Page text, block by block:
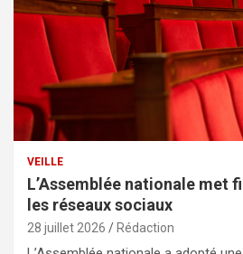
VEILLE
L’Assemblée nationale met
les réseaux sociaux
28 juillet 2026 Rédaction